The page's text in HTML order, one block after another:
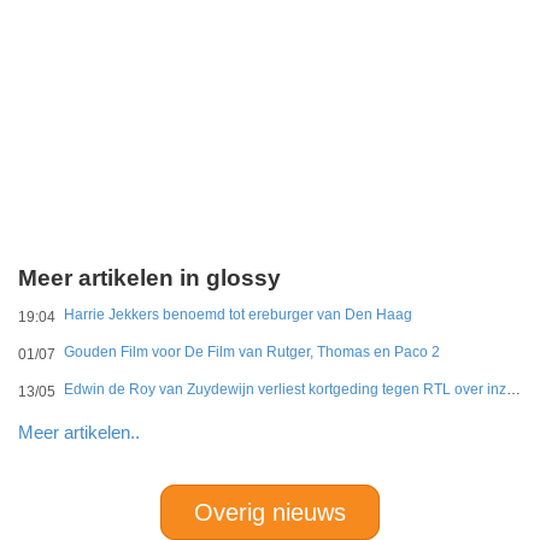
Meer artikelen in glossy
19:04 Harrie Jekkers benoemd tot ereburger van Den Haag
01/07 Gouden Film voor De Film van Rutger, Thomas en Paco 2
13/05 Edwin de Roy van Zuydewijn verliest kortgeding tegen RTL over inzage dramaserie koningshuis
Meer artikelen..
Overig nieuws